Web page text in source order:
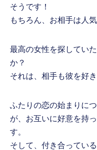
そうです！
もちろん、お相手は人
最高の女性を探してい
か？
それは、相手も彼を好
ふたりの恋の始まりに
が、お互いに好意を持
す。
そして、付き合ってい